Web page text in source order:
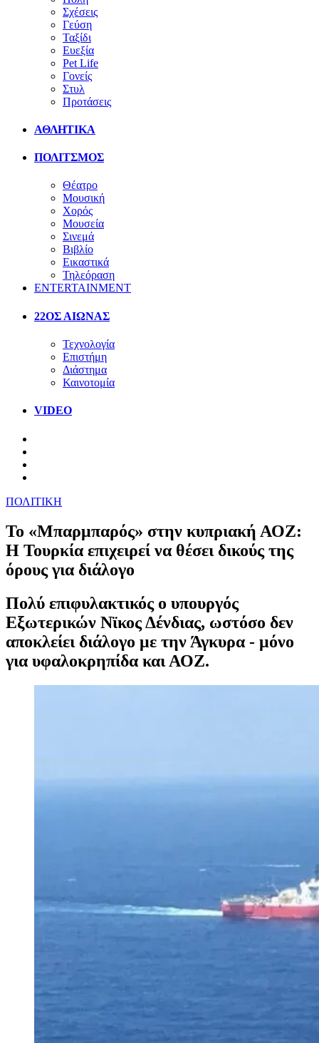
Σχέσεις
Γεύση
Ταξίδι
Ευεξία
Pet Life
Γονείς
Στυλ
Προτάσεις
ΑΘΛΗΤΙΚΑ
ΠΟΛΙΤΣΜΟΣ
Θέατρο
Μουσική
Χορός
Μουσεία
Σινεμά
Βιβλίο
Εικαστικά
Τηλεόραση
ENTERTAINMENT
22ΟΣ ΑΙΩΝΑΣ
Τεχνολογία
Επιστήμη
Διάστημα
Καινοτομία
VIDEO
ΠΟΛΙΤΙΚΗ
Το «Μπαρμπαρός» στην κυπριακή ΑΟΖ:
Η Τουρκία επιχειρεί να θέσει δικούς της
όρους για διάλογο
Πολύ επιφυλακτικός ο υπουργός
Εξωτερικών Νϊκος Δένδιας, ωστόσο δεν
αποκλείει διάλογο με την Άγκυρα - μόνο
για υφαλοκρηπίδα και ΑΟΖ.